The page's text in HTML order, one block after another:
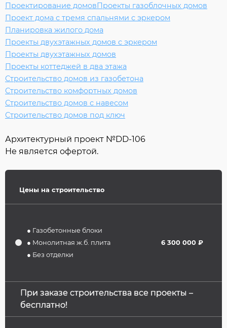
Проектирование домовПроекты газоблочных домов
Проект дома с тремя спальнями с эркером
Планировка жилого дома
Проекты двухэтажных домов с эркером
Проекты двухэтажных домов
Проекты коттеджей в два этажа
Строительство домов из газобетона
Строительство комфортных домов
Строительство домов с навесом
Строительство домов под ключ
Архитектурный проект №DD-106
Не является офертой.
Цены на строительство
● Газобетонные блоки
● Монолитная ж.б. плита
● Без отделки
6 300 000 ₽
При заказе строительства все проекты –
бесплатно!